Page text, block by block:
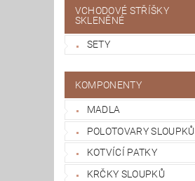
VCHODOVÉ STŘÍŠKY
SKLENĚNÉ
SETY
KOMPONENTY
MADLA
POLOTOVARY SLOUPKŮ
KOTVÍCÍ PATKY
KRČKY SLOUPKŮ